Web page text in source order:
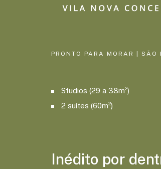
PRONTO PARA MORAR | SÃO
Studios (29 a 38m²)
2 suítes (60m²)
Inédito por